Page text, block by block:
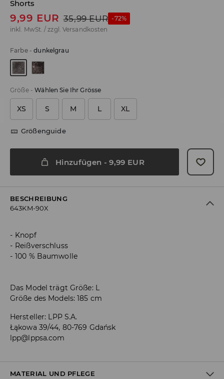
Shorts
9,99 EUR 35,99 EUR -72%
inkl. MwSt. / zzgl. Versandkosten
Farbe-dunkelgrau
Größe-Wählen Sie Ihr Grösse
XS S M L XL
Größenguide
Hinzufügen -9,99 EUR
BESCHREIBUNG
643KM-90X
Knopf
Reißverschluss
100 % Baumwolle
Das Model trägt Größe: L
Größe des Models: 185 cm
Hersteller: LPP S.A.
Łąkowa 39/44, 80-769 Gdańsk
lpp@lppsa.com
MATERIAL UND PFLEGE